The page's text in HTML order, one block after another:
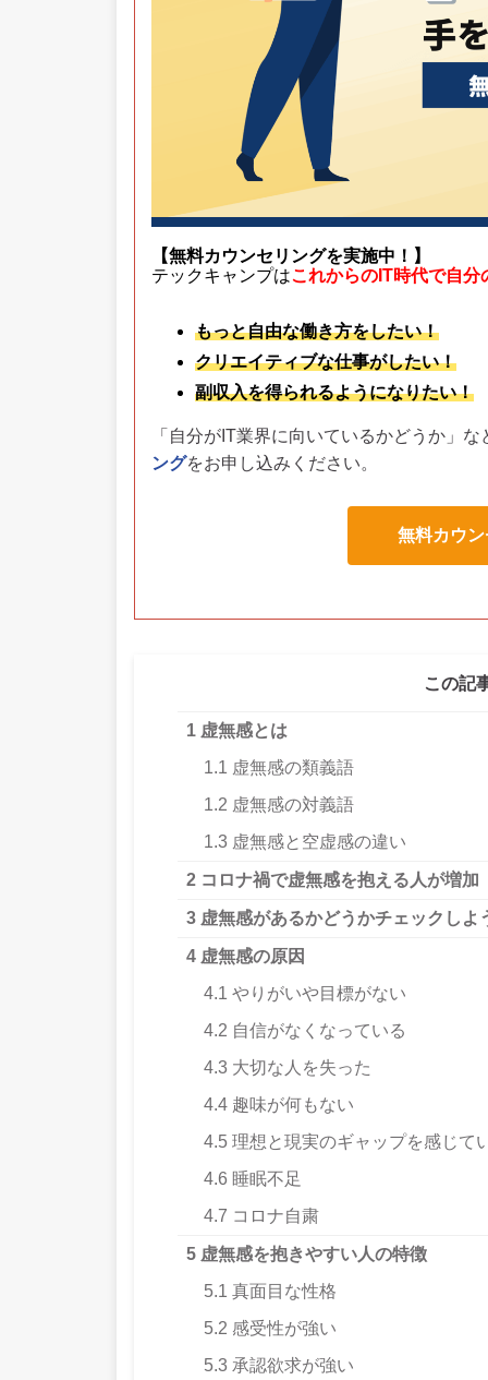
【無料カウンセリングを実施中！】
テックキャンプはこれからのIT時代で自分
もっと自由な働き方をしたい！
クリエイティブな仕事がしたい！
副収入を得られるようになりたい！
「自分がIT業界に向いているかどうか」
ングをお申し込みください。
無料カウ
この記
1 虚無感とは
1.1 虚無感の類義語
1.2 虚無感の対義語
1.3 虚無感と空虚感の違い
2 コロナ禍で虚無感を抱える人が増加
3 虚無感があるかどうかチェックしよ
4 虚無感の原因
4.1 やりがいや目標がない
4.2 自信がなくなっている
4.3 大切な人を失った
4.4 趣味が何もない
4.5 理想と現実のギャップを感じて
4.6 睡眠不足
4.7 コロナ自粛
5 虚無感を抱きやすい人の特徴
5.1 真面目な性格
5.2 感受性が強い
5.3 承認欲求が強い